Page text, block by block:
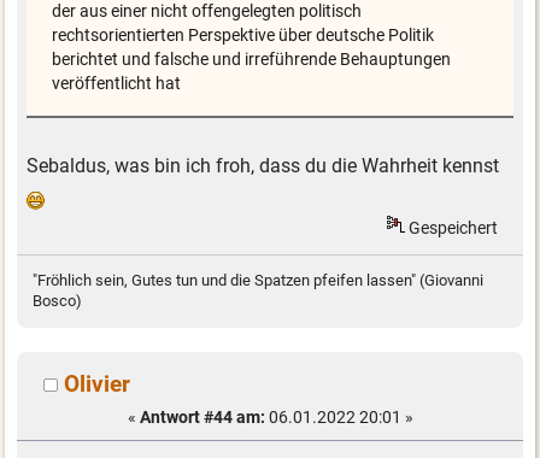
der aus einer nicht offengelegten politisch
rechtsorientierten Perspektive über deutsche Politik
berichtet und falsche und irreführende Behauptungen
veröffentlicht hat
Sebaldus, was bin ich froh, dass du die Wahrheit kennst
Gespeichert
"Fröhlich sein, Gutes tun und die Spatzen pfeifen lassen" (Giovanni
Bosco)
Olivier
« Antwort #44 am: 06.01.2022 20:01 »